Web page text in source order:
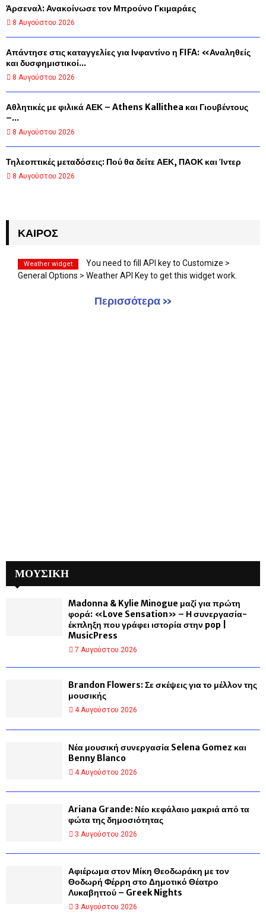
Άρσεναλ: Ανακοίνωσε τον Μπρούνο Γκιμαράες
8 Αυγούστου 2026
Απάντησε στις καταγγελίες για Ινφαντίνο η FIFA: «Αναληθείς
και δυσφημιστικοί...
8 Αυγούστου 2026
Αθλητικές με φιλικά ΑΕΚ – Athens Kallithea και Γιουβέντους
–...
8 Αυγούστου 2026
Τηλεοπτικές μεταδόσεις: Πού θα δείτε ΑΕΚ, ΠΑΟΚ και Ίντερ
8 Αυγούστου 2026
ΜΟΥΣΙΚΗ
Madonna & Kylie Minogue μαζί για πρώτη
φορά: «Love Sensation» – Η συνεργασία-
έκπληξη που γράφει ιστορία στην pop |
MusicPress
7 Αυγούστου 2026
Brandon Flowers: Σε σκέψεις για το μέλλον της
μουσικής
4 Αυγούστου 2026
Νέα μουσική συνεργασία Selena Gomez και
Benny Blanco
4 Αυγούστου 2026
Ariana Grande: Νέο κεφάλαιο μακριά από τα
φώτα της δημοσιότητας
3 Αυγούστου 2026
Αφιέρωμα στον Μίκη Θεοδωράκη με τον
Θοδωρή Φέρρη στο Δημοτικό Θέατρο
Λυκαβηττού – Greek Nights
3 Αυγούστου 2026
ΚΑΙΡΌΣ
Weather widget
You need to fill API key to Customize >
General Options > Weather API Key to get this widget work.
Περισσότερα »